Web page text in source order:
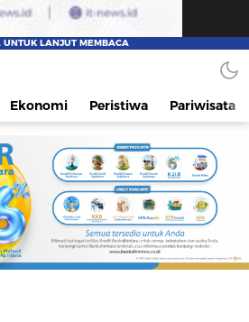
dan Terpercaya
Ekonomi Peristiwa Pariwisata